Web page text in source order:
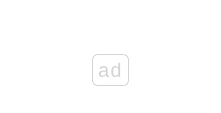
ad